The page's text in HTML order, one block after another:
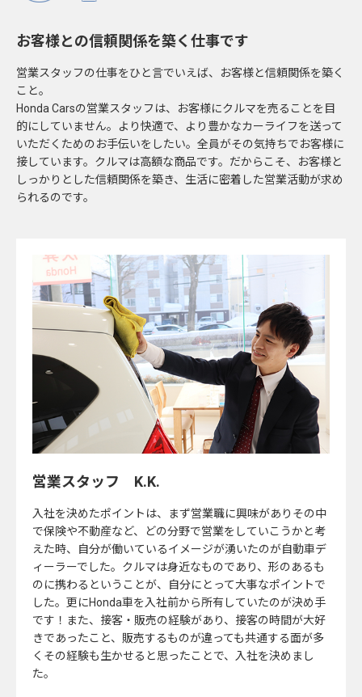
お客様との信頼関係を築く仕事です
営業スタッフの仕事をひと言でいえば、お客様と信頼関係を築く
こと。
Honda Carsの営業スタッフは、お客様にクルマを売ることを目
的にしていません。より快適で、より豊かなカーライフを送って
いただくためのお手伝いをしたい。全員がその気持ちでお客様に
接しています。クルマは高額な商品です。だからこそ、お客様と
しっかりとした信頼関係を築き、生活に密着した営業活動が求め
られるのです。
営業スタッフ K.K.
入社を決めたポイントは、まず営業職に興味がありその中
で保険や不動産など、どの分野で営業をしていこうかと考
えた時、自分が働いているイメージが湧いたのが自動車デ
ィーラーでした。クルマは身近なものであり、形のあるも
のに携わるということが、自分にとって大事なポイントで
した。更にHonda車を入社前から所有していたのが決め手
です！また、接客・販売の経験があり、接客の時間が大好
きであったこと、販売するものが違っても共通する面が多
くその経験も生かせると思ったことで、入社を決めまし
た。